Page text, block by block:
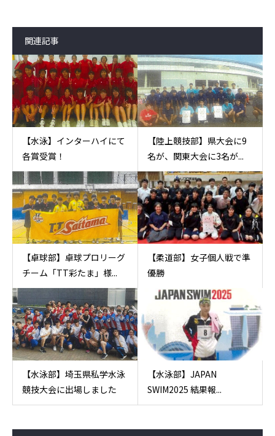
関連記事
【水泳】インターハイにて
各賞受賞！
【陸上競技部】県大会に9
名が、関東大会に3名が...
【卓球部】卓球プロリーグ
チーム「TT彩たま」様...
【柔道部】女子個人戦で準
優勝
【水泳部】埼玉県私学水泳
競技大会に出場しました
【水泳部】JAPAN
SWIM2025 結果報...